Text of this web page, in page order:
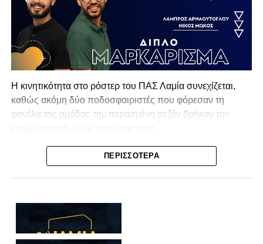
Η κινητικότητα στο ρόστερ του ΠΑΣ Λαμία συνεχίζεται,
καθώς ακόμη δύο ποδοσφαιριστές που φόρεσαν τη
φανέλα της ομάδας την περασμένη σεζόν βρήκαν τον
Ο λόγος για τον Βασίλη Τρούμπουλο και τον Χρυσόστομο
Στάγκο, οι οποίοι θα συνεχίσουν μαζί την ποδοσφαιρική
Ιδιαίτερο ενδιαφέρον παρουσιάζει η περίπτωση του
Βασίλη Τρούμπουλου, ο οποίος βρέθηκε στο στόχαστρο
ΠΕΡΙΣΣΌΤΕΡΑ